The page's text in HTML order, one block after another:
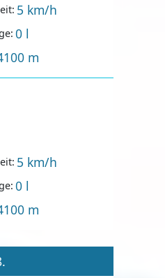
5 km/h
0 l
m
5 km/h
0 l
m